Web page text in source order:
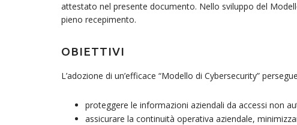
attestato nel presente documento. Nello sviluppo del
pieno recepimento.
OBIETTIVI
L’adozione di un’efficace “Modello di Cybersecurity”
proteggere le informazioni aziendali da accessi non
assicurare la continuità operativa aziendale,